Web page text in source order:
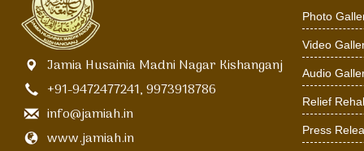
Jamia Husainia Madni Nagar Kishanganj
+91-9472477241, 9973918786
info@jamiah.in
www.jamiah.in
Photo
Video
Audio
Relief
Press